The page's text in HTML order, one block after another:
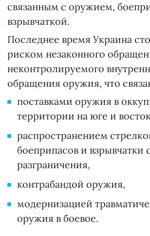
связанным с оружием,
взрывчаткой.
Последнее время Украина
риском незаконного
неконтролируемого
обращения оружия, что
поставками оружия в
территории на юге и
распространением
боеприпасов и взрывчатки
разграничения,
контрабандой оружия,
модернизацией
оружия в боевое.